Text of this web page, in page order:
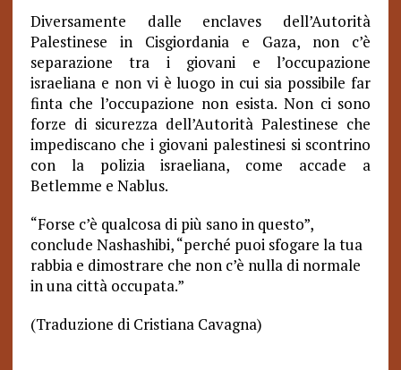
Diversamente dalle enclaves dell’Autorità
Palestinese in Cisgiordania e Gaza, non c’è
separazione tra i giovani e l’occupazione
israeliana e non vi è luogo in cui sia possibile far
finta che l’occupazione non esista. Non ci sono
forze di sicurezza dell’Autorità Palestinese che
impediscano che i giovani palestinesi si scontrino
con la polizia israeliana, come accade a
Betlemme e Nablus.
“Forse c’è qualcosa di più sano in questo”,
conclude Nashashibi, “perché puoi sfogare la tua
rabbia e dimostrare che non c’è nulla di normale
in una città occupata.”
(Traduzione di Cristiana Cavagna)